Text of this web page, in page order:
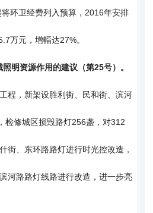
环卫经费列入预算，2016年安排
万元，增幅达27%。
明资源作用的建议（第25号）。
程，新架设胜利街、民和街、滨河
检修城区损毁路灯256盏，对312
街、东环路路灯进行时光控改造，
河路路灯线路进行改造，进一步亮